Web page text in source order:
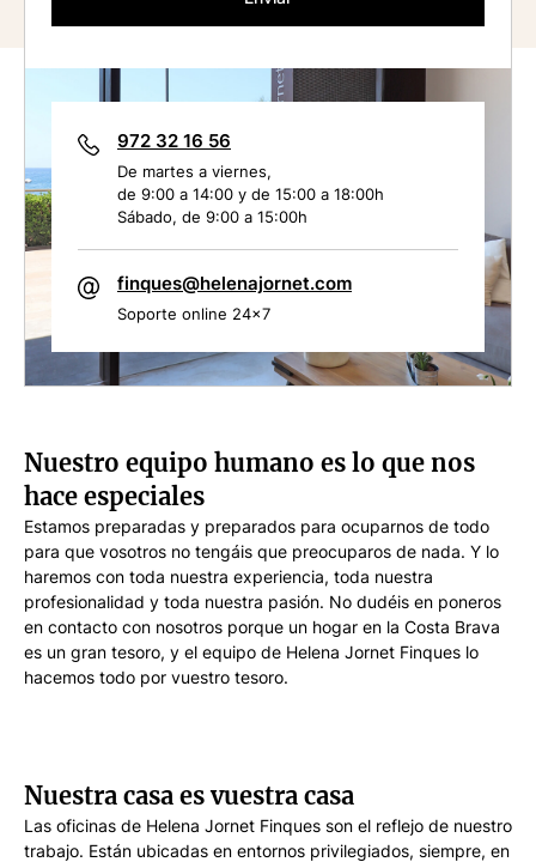
972 32 16 56
De martes a viernes,
de 9:00 a 14:00 y de 15:00 a 18:00h
Sábado, de 9:00 a 15:00h
finques@helenajornet.com
Soporte online 24x7
Nuestro equipo humano es lo que nos
hace especiales
Estamos preparadas y preparados para ocuparnos de todo
para que vosotros no tengáis que preocuparos de nada. Y lo
haremos con toda nuestra experiencia, toda nuestra
profesionalidad y toda nuestra pasión. No dudéis en poneros
en contacto con nosotros porque un hogar en la Costa Brava
es un gran tesoro, y el equipo de Helena Jornet Finques lo
hacemos todo por vuestro tesoro.
Roger Girbal
Departamento de ventas
Nuestra casa es vuestra casa
Las oficinas de Helena Jornet Finques son el reflejo de nuestro
trabajo. Están ubicadas en entornos privilegiados, siempre, en